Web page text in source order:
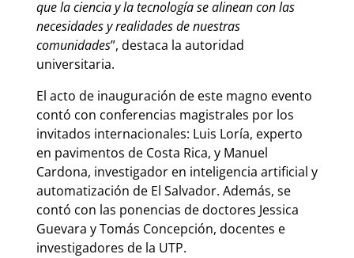
que la ciencia y la tecnología se alinean con las
necesidades y realidades de nuestras
comunidades”, destaca la autoridad
universitaria.
El acto de inauguración de este magno evento
contó con conferencias magistrales por los
invitados internacionales: Luis Loría, experto
en pavimentos de Costa Rica, y Manuel
Cardona, investigador en inteligencia artificial y
automatización de El Salvador. Además, se
contó con las ponencias de doctores Jessica
Guevara y Tomás Concepción, docentes e
investigadores de la UTP.